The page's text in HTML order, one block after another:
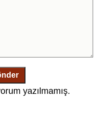
yazılmamış.